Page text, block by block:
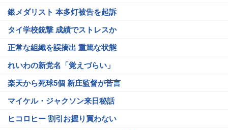
銀メダリスト 本多灯被告を起訴
タイ学校銃撃 成績でストレスか
正常な組織を誤摘出 重篤な状態
れいわの新党名「覚えづらい」
楽天から死球5個 新庄監督が苦言
マイケル・ジャクソン来日秘話
ヒコロヒー 割引お握り買わない